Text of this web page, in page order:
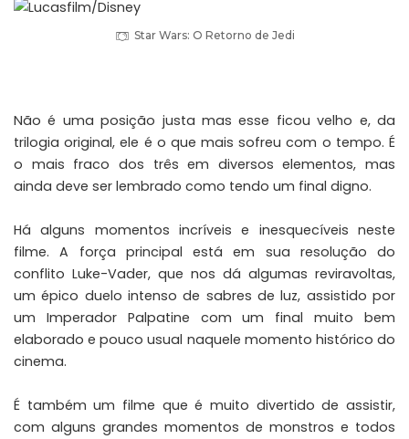
Star Wars: O Retorno de Jedi
Não é uma posição justa mas esse ficou velho e, da
trilogia original, ele é o que mais sofreu com o tempo. É
o mais fraco dos três em diversos elementos, mas
ainda deve ser lembrado como tendo um final digno.
Há alguns momentos incríveis e inesquecíveis neste
filme. A força principal está em sua resolução do
conflito Luke-Vader, que nos dá algumas reviravoltas,
um épico duelo intenso de sabres de luz, assistido por
um Imperador Palpatine com um final muito bem
elaborado e pouco usual naquele momento histórico do
cinema.
É também um filme que é muito divertido de assistir,
com alguns grandes momentos de monstros e todos